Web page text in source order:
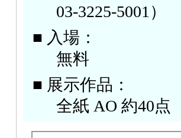
03-3225-5001）
■ 入場：
無料
■ 展示作品：
全紙 AO 約40点